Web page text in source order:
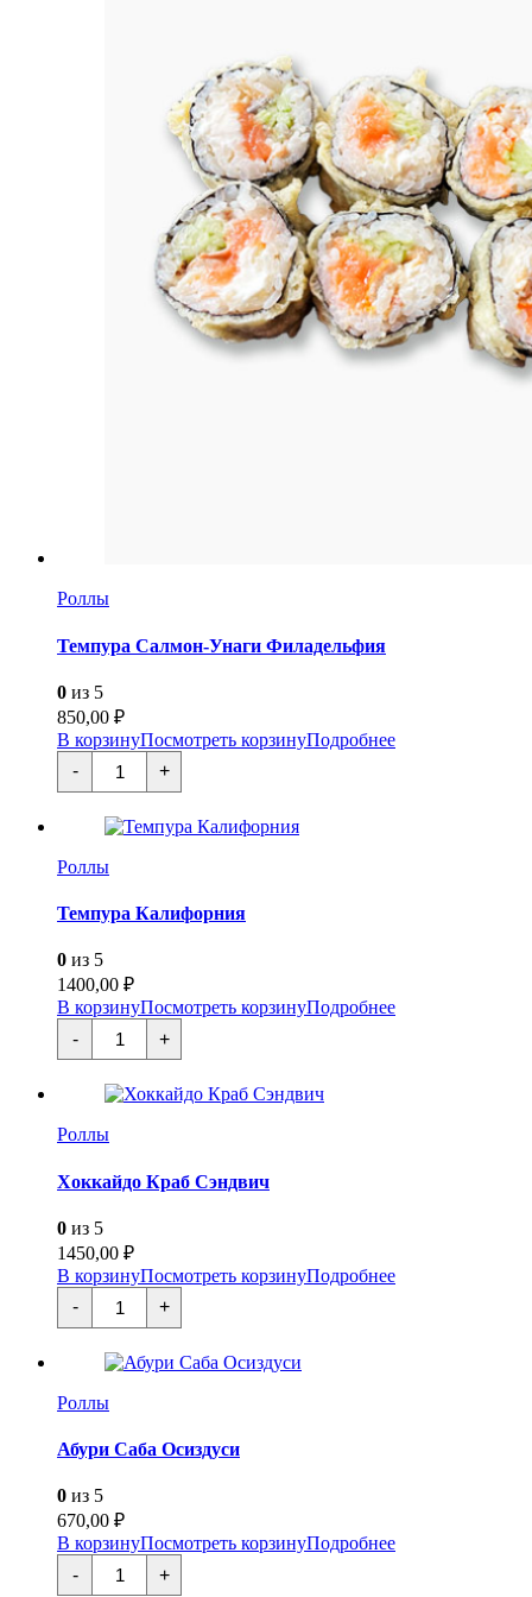
Роллы
Темпура Салмон-Унаги Филадельфия
0 из 5
850,00 ₽
В корзинуПосмотреть корзинуПодробнее
-
Количество
товара
Темпура
Салмон-
Унаги
+
Роллы
Темпура Калифорния
0 из 5
1400,00 ₽
В корзинуПосмотреть корзинуПодробнее
-
Количество
товара
Темпура
Калифорния
+
Роллы
Хоккайдо Краб Сэндвич
0 из 5
1450,00 ₽
В корзинуПосмотреть корзинуПодробнее
-
Количество
товара
Хоккайдо
Краб
Сэндвич
+
Роллы
Абури Саба Осиздуси
0 из 5
670,00 ₽
В корзинуПосмотреть корзинуПодробнее
-
Количество
товара
+